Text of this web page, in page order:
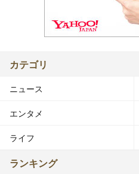
カテゴリ
ニュース
エンタメ
ライフ
ランキング